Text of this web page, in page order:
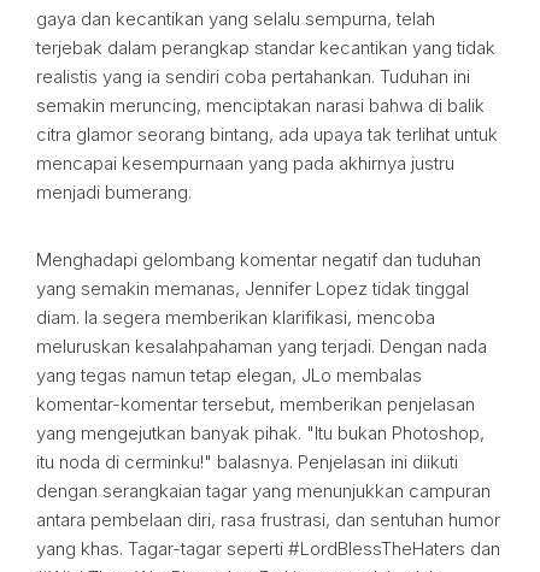
gaya dan kecantikan yang selalu sempurna, telah
terjebak dalam perangkap standar kecantikan yang tidak
realistis yang ia sendiri coba pertahankan. Tuduhan ini
semakin meruncing, menciptakan narasi bahwa di balik
citra glamor seorang bintang, ada upaya tak terlihat untuk
mencapai kesempurnaan yang pada akhirnya justru
menjadi bumerang.
Menghadapi gelombang komentar negatif dan tuduhan
yang semakin memanas, Jennifer Lopez tidak tinggal
diam. Ia segera memberikan klarifikasi, mencoba
meluruskan kesalahpahaman yang terjadi. Dengan nada
yang tegas namun tetap elegan, JLo membalas
komentar-komentar tersebut, memberikan penjelasan
yang mengejutkan banyak pihak. "Itu bukan Photoshop,
itu noda di cerminku!" balasnya. Penjelasan ini diikuti
dengan serangkaian tagar yang menunjukkan campuran
antara pembelaan diri, rasa frustrasi, dan sentuhan humor
yang khas. Tagar-tagar seperti #LordBlessTheHaters dan